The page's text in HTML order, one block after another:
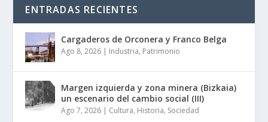
ENTRADAS RECIENTES
Cargaderos de Orconera y Franco Belga
Ago 8, 2026 | Industria, Patrimonio
Margen izquierda y zona minera (Bizkaia)
un escenario del cambio social (III)
Ago 7, 2026 | Cultura, Historia, Sociedad